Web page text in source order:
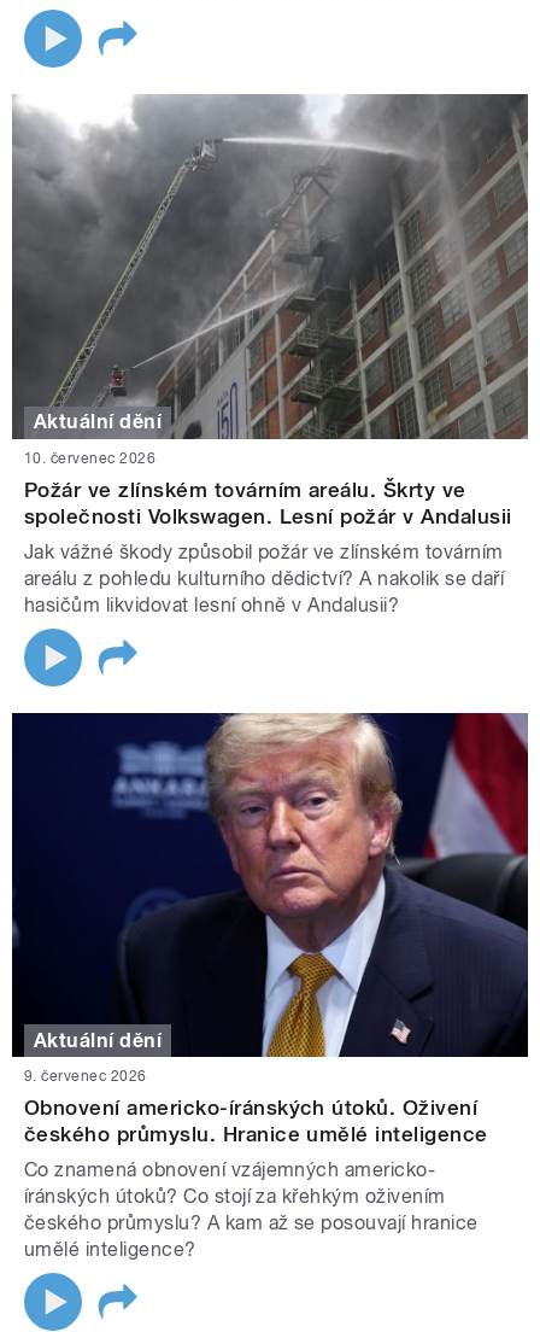
Aktuální dění
10. červenec 2026
Požár ve zlínském továrním areálu. Škrty ve
společnosti Volkswagen. Lesní požár v Andalusii
Jak vážné škody způsobil požár ve zlínském továrním
areálu z pohledu kulturního dědictví? A nakolik se daří
hasičům likvidovat lesní ohně v Andalusii?
Aktuální dění
9. červenec 2026
Obnovení americko-íránských útoků. Oživení
českého průmyslu. Hranice umělé inteligence
Co znamená obnovení vzájemných americko-
íránských útoků? Co stojí za křehkým oživením
českého průmyslu? A kam až se posouvají hranice
umělé inteligence?